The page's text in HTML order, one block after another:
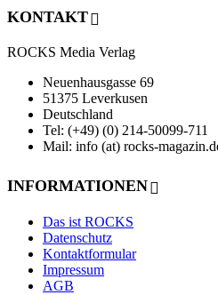
KONTAKT
ROCKS Media Verlag
Neuenhausgasse 69
51375 Leverkusen
Deutschland
Tel: (+49) (0) 214-50099-711
Mail: info (at) rocks-
INFORMATIONEN
Das ist ROCKS
Datenschutz
Kontaktformular
Impressum
AGB